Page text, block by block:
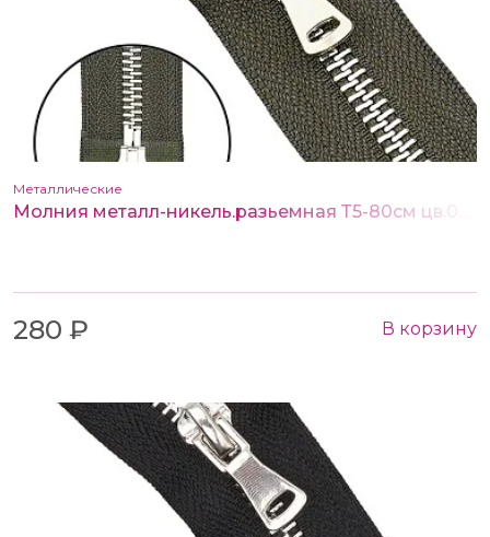
Металлические
280 ₽ В корзину